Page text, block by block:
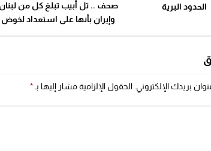
الحدود البرية
صحف .. تل أبيب تبلغ كل من لبنان
وإيران بأنها على استعداد لخوض
بريدك الإلكتروني. الحقول الإلزامية مشار إليها بـ *